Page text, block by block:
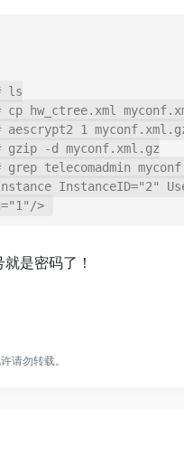
ls
cp hw_ctree.xml
aescrypt2 1
gzip -d myconf.xml.gz
grep telecomadmin
InstanceID="2"
是密码了！
请勿转载。